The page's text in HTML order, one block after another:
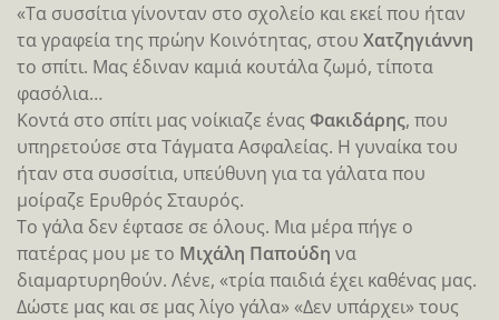
«Τα συσσίτια γίνονταν στο σχολείο και εκεί που ήταν
τα γραφεία της πρώην Κοινότητας, στου Χατζηγιάννη
το σπίτι. Μας έδιναν καμιά κουτάλα ζωμό, τίποτα
φασόλια…
Κοντά στο σπίτι μας νοίκιαζε ένας Φακιδάρης, που
υπηρετούσε στα Τάγματα Ασφαλείας. Η γυναίκα του
ήταν στα συσσίτια, υπεύθυνη για τα γάλατα που
μοίραζε Ερυθρός Σταυρός.
Το γάλα δεν έφτασε σε όλους. Μια μέρα πήγε ο
πατέρας μου με το Μιχάλη Παπούδη να
διαμαρτυρηθούν. Λένε, «τρία παιδιά έχει καθένας μας.
Δώστε μας και σε μας λίγο γάλα» «Δεν υπάρχει» τους